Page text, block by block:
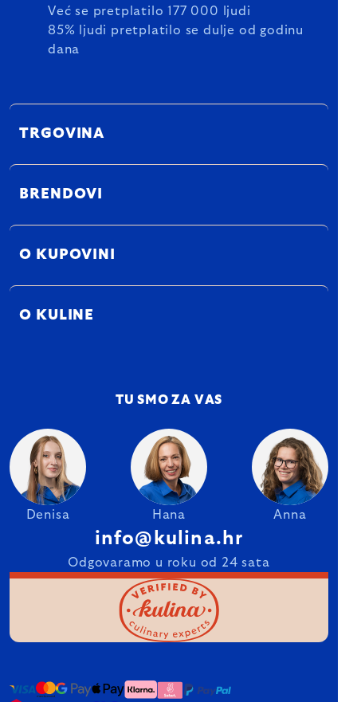
Već se pretplatilo 177 000 ljudi
85% ljudi pretplatilo se dulje od godinu
dana
TRGOVINA
BRENDOVI
O KUPOVINI
O KULINE
TU SMO ZA VAS
Denisa Hana Anna
info@kulina.hr
Odgovaramo u roku od 24 sata